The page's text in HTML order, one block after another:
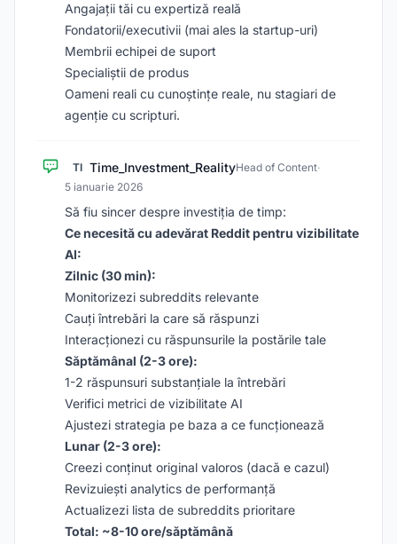
Angajații tăi cu expertiză reală
Fondatorii/executivii (mai ales la startup-uri)
Membrii echipei de suport
Specialiștii de produs
Oameni reali cu cunoștințe reale, nu stagiari de
agenție cu scripturi.
TI Time_Investment_RealityHead of Content·
5 ianuarie 2026
Să fiu sincer despre investiția de timp:
Ce necesită cu adevărat Reddit pentru vizibilitate
AI:
Zilnic (30 min):
Monitorizezi subreddits relevante
Cauți întrebări la care să răspunzi
Interacționezi cu răspunsurile la postările tale
Săptămânal (2-3 ore):
1-2 răspunsuri substanțiale la întrebări
Verifici metrici de vizibilitate AI
Ajustezi strategia pe baza a ce funcționează
Lunar (2-3 ore):
Creezi conținut original valoros (dacă e cazul)
Revizuiești analytics de performanță
Actualizezi lista de subreddits prioritare
Total: ~8-10 ore/săptămână